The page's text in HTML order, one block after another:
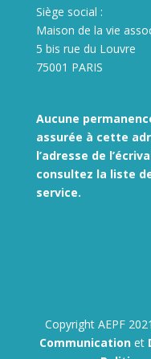
Siège social :
Maison de la vie
5 bis rue du Louvre
75001 PARIS
Aucune
assurée à cette
l’adresse de
consultez la liste
service.
Copyright AEPF
Communication et